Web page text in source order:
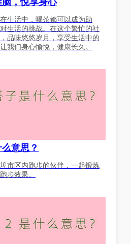
，悦享身心
生活中，喝茶都可以成为助
生活的挑战。在这个繁忙的社
品味悠悠岁月，享受生活中的
我们身心愉悦，健康长久。
意思？
市区内跑步的伙伴，一起锻炼
步效果。